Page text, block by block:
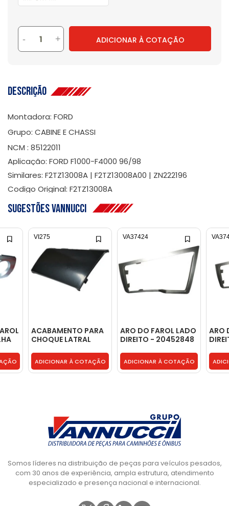
- + ADICIONAR À COTAÇÃO
Descrição
Montadora: FORD
Grupo: CABINE E CHASSI
NCM : 85122011
Aplicação: FORD F1000-F4000 96/98
Similares: F2TZ13008A | F2TZ13008A00 | ZN222196
Codigo Original: F2TZ13008A
Sugestões Vannucci
ACABAMENTO PARA
CHOQUE LATRAL
- 504187506
ADICIONAR À COTAÇÃO
VI275
ARO DO FAROL LADO
DIREITO - 20452848
ADICIONAR À COTAÇÃO
VA37424
ARO
Somos líderes na distribuição de peças para veículos pesados,
com 30 anos de experiência, ampla estrutura, atendimento
especializado e presença nacional e internacional.